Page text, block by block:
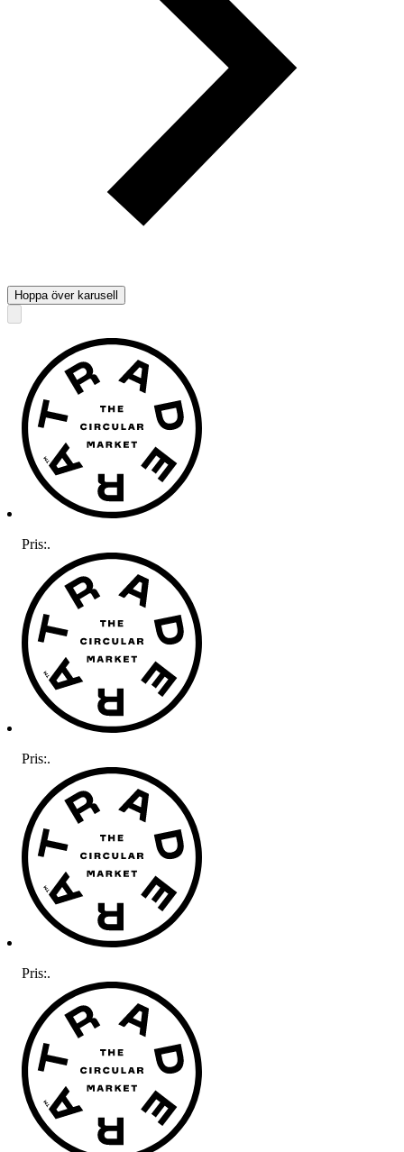
Hoppa över karusell
Pris:.
Pris:.
Pris:.